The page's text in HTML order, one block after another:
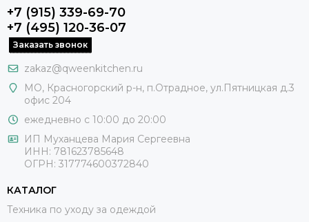
+7 (915) 339-69-70
+7 (495) 120-36-07
Заказать звонок
zakaz@qweenkitchen.ru
МО, Красногорский р-н, п.Отрадное, ул.Пятницкая д.3
офис 204
ежедневно с 10:00 до 20:00
ИП Муханцева Мария Сергеевна
ИНН: 781623785648
ОГРН: 317774600372840
КАТАЛОГ
Техника по уходу за одеждой